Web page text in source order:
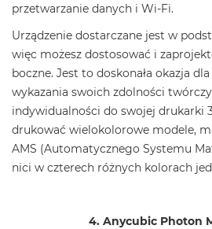
przetwarzanie danych i Wi-Fi.
Urządzenie dostarczane jest w
więc możesz dostosować i
boczne. Jest to doskonała okazja
wykazania swoich zdolności
indywidualności do swojej drukarki
drukować wielokolorowe modele,
AMS (Automatycznego Systemu
nici w czterech różnych kolorach
4. Anycubic Photon